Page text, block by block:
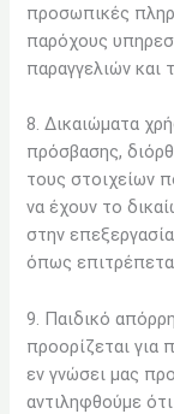
προσωπικές
παρόχους
παραγγελιών και
8. Δικαιώματα
πρόσβασης,
τους στοιχείων
να έχουν το
στην
όπως
9. Παιδικό
προορίζεται για
εν γνώσει μας
αντιληφθούμε